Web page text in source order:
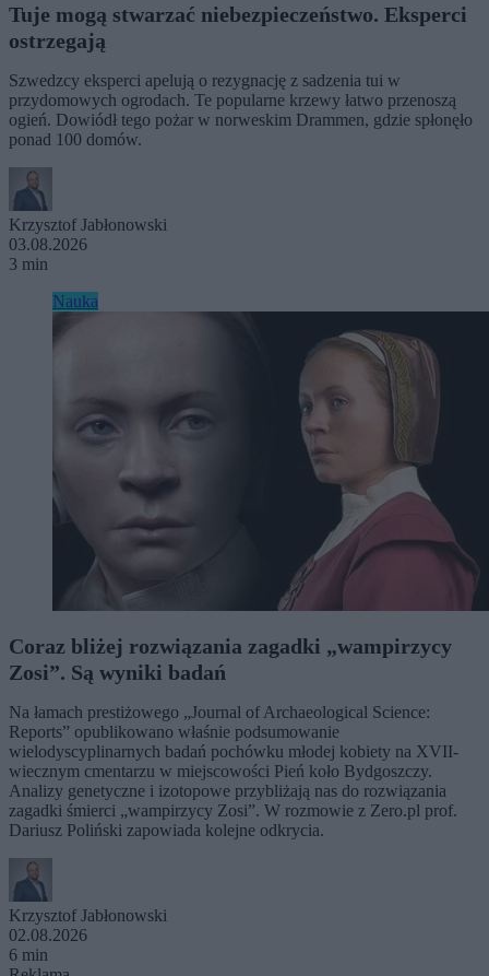
Tuje mogą stwarzać niebezpieczeństwo. Eksperci
ostrzegają
Szwedzcy eksperci apelują o rezygnację z sadzenia tui w
przydomowych ogrodach. Te popularne krzewy łatwo przenoszą
ogień. Dowiódł tego pożar w norweskim Drammen, gdzie spłonęło
ponad 100 domów.
Krzysztof Jabłonowski
03.08.2026
3 min
Nauka
Coraz bliżej rozwiązania zagadki „wampirzycy
Zosi”. Są wyniki badań
Na łamach prestiżowego „Journal of Archaeological Science:
Reports” opublikowano właśnie podsumowanie
wielodyscyplinarnych badań pochówku młodej kobiety na XVII-
wiecznym cmentarzu w miejscowości Pień koło Bydgoszczy.
Analizy genetyczne i izotopowe przybliżają nas do rozwiązania
zagadki śmierci „wampirzycy Zosi”. W rozmowie z Zero.pl prof.
Dariusz Poliński zapowiada kolejne odkrycia.
Krzysztof Jabłonowski
02.08.2026
6 min